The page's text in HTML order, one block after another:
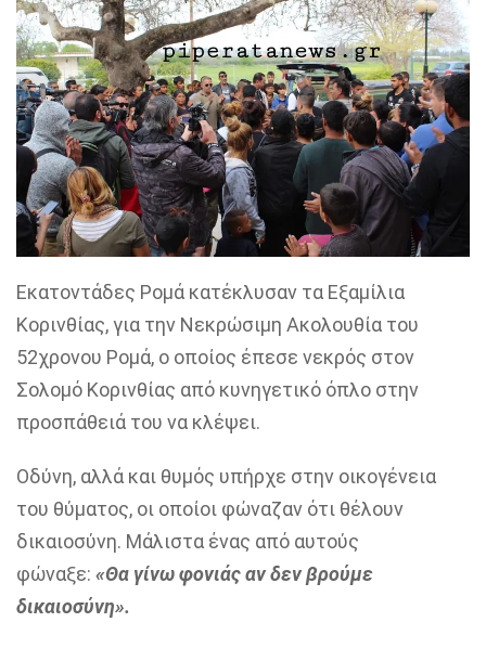
Εκατοντάδες Ρομά κατέκλυσαν τα Εξαμίλια
Κορινθίας, για την Νεκρώσιμη Ακολουθία του
52χρονου Ρομά, ο οποίος έπεσε νεκρός στον
Σολομό Κορινθίας από κυνηγετικό όπλο στην
προσπάθειά του να κλέψει.
Οδύνη, αλλά και θυμός υπήρχε στην οικογένεια
του θύματος, οι οποίοι φώναζαν ότι θέλουν
δικαιοσύνη. Μάλιστα ένας από αυτούς
φώναξε: «Θα γίνω φονιάς αν δεν βρούμε
δικαιοσύνη».